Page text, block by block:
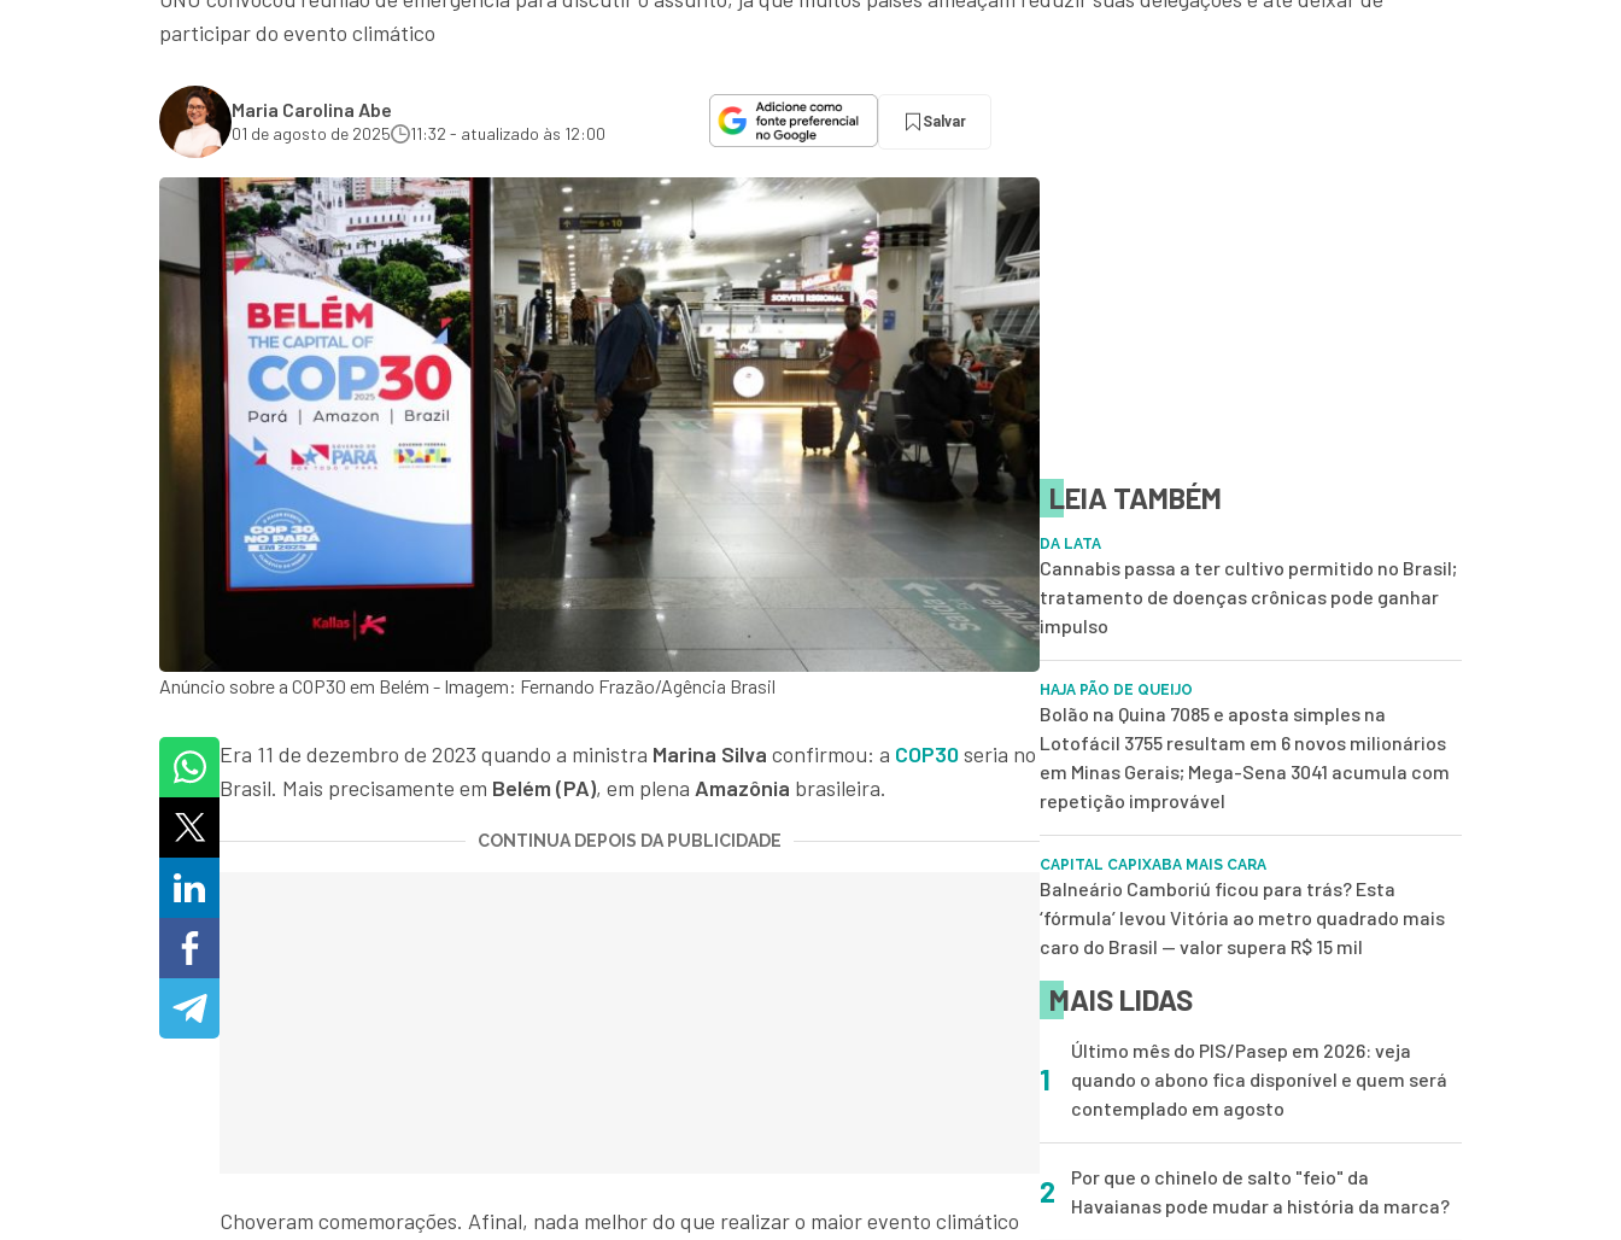
participar do evento climático
Maria Carolina Abe
01 de agosto de 2025 11:32 - atualizado às 12:00
Salvar
Anúncio sobre a COP30 em Belém - Imagem: Fernando Frazão/Agência Brasil
Era 11 de dezembro de 2023 quando a ministra Marina Silva confirmou: a COP30seria no
Brasil. Mais precisamente em Belém (PA), em plena Amazônia brasileira.
CONTINUA DEPOIS DA PUBLICIDADE
Choveram comemorações. Afinal, nada melhor do que realizar o maior evento climático
LEIA TAMBÉM
DA LATA
Cannabis passa a ter cultivo permitido no Brasil;
tratamento de doenças crônicas pode ganhar
impulso
HAJA PÃO DE QUEIJO
Bolão na Quina 7085 e aposta simples na
Lotofácil 3755 resultam em 6 novos milionários
em Minas Gerais; Mega-Sena 3041 acumula com
repetição improvável
CAPITAL CAPIXABA MAIS CARA
Balneário Camboriú ficou para trás? Esta
‘fórmula’ levou Vitória ao metro quadrado mais
caro do Brasil — valor supera R$ 15 mil
MAIS LIDAS
1
Último mês do PIS/Pasep em 2026: veja
quando o abono fica disponível e quem será
contemplado em agosto
2
Por que o chinelo de salto "feio" da
Havaianas pode mudar a história da marca?